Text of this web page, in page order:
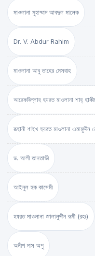
মাওলানা মুহাম্মাদ আবদুল মালেক
Dr. V. Abdur Rahim
মাওলানা আবু তাহের মেসবাহ
আরেফবিল্লাহ হযরত মাওলানা শাহ্
রূহানী শাইখ হযরত মাওলানা এমামুদ্দীন
ড. আলী তানতাভী
আইনুল হক কাসেমী
হযরত মাওলানা জালালুদ্দীন রূমী (রহঃ)
অনীশ দাস অপু